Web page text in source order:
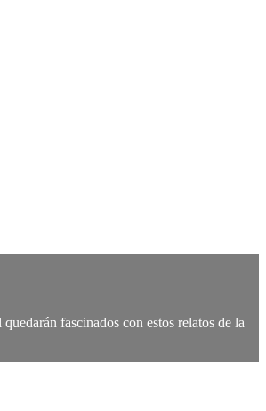
fascinados con estos relatos de la